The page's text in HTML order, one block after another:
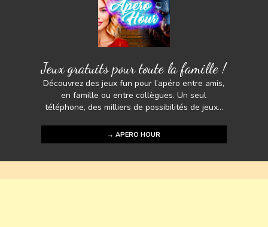
Jeux gratuits pour toute la famille !
Découvrez des jeux fun pour l’apéro entre amis,
en famille ou entre collègues. Un seul
téléphone, des milliers de possibilités de jeux...
→ APERO HOUR